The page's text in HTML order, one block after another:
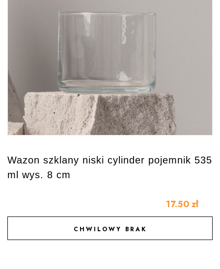
Wazon szklany niski cylinder pojemnik 535
ml wys. 8 cm
17.50 zł
CHWILOWY BRAK
DODAJ DO ULUBIONYCH